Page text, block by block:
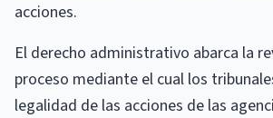
acciones.
El derecho administrativo abarca la
proceso mediante el cual los
legalidad de las acciones de las